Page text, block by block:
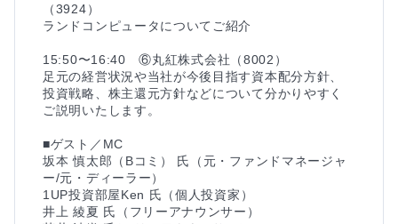
（3924）
ランドコンピュータについてご紹介
15:50〜16:40　⑥丸紅株式会社（8002）
足元の経営状況や当社が今後目指す資本配分方針、
投資戦略、株主還元方針などについて分かりやすく
ご説明いたします。
■ゲスト／MC
坂本 慎太郎（Bコミ） 氏（元・ファンドマネージャ
ー/元・ディーラー）
1UP投資部屋Ken 氏（個人投資家）
井上 綾夏 氏（フリーアナウンサー）